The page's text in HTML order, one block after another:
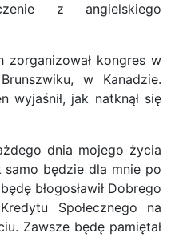
z angielskiego
zorganizował kongres w
w Kanadzie.
wyjaśnił, jak natknął się
dnia mojego życia
będzie dla mnie po
błogosławił Dobrego
Społecznego na
Zawsze będę pamiętał